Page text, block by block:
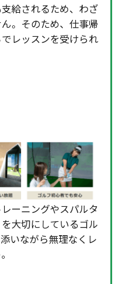
給されるため、わざ
。そのため、仕事帰
レッスンを受けられ
ーニングやスパルタ
大切にしているゴル
いながら無理なくレ